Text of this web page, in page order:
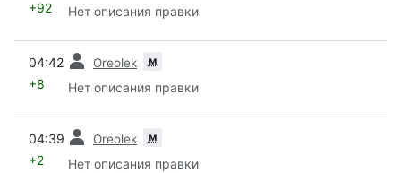
+92 Нет описания правки
04:42 Oreolek м
+8 Нет описания правки
04:39 Oreolek м
+2 Нет описания правки